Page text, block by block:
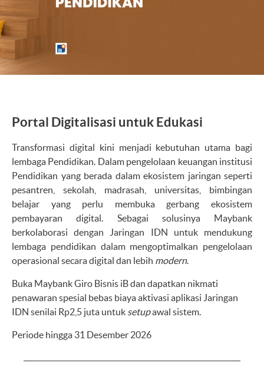
Portal Digitalisasi untuk Edukasi
Transformasi digital kini menjadi kebutuhan utama bagi
lembaga Pendidikan. Dalam pengelolaan keuangan institusi
Pendidikan yang berada dalam ekosistem jaringan seperti
pesantren, sekolah, madrasah, universitas, bimbingan
belajar yang perlu membuka gerbang ekosistem
pembayaran digital. Sebagai solusinya Maybank
berkolaborasi dengan Jaringan IDN untuk mendukung
lembaga pendidikan dalam mengoptimalkan pengelolaan
operasional secara digital dan lebih modern.
Buka Maybank Giro Bisnis iB dan dapatkan nikmati
penawaran spesial bebas biaya aktivasi aplikasi Jaringan
IDN senilai Rp2,5 juta untuk setupawal sistem.
Periode hingga 31 Desember 2026